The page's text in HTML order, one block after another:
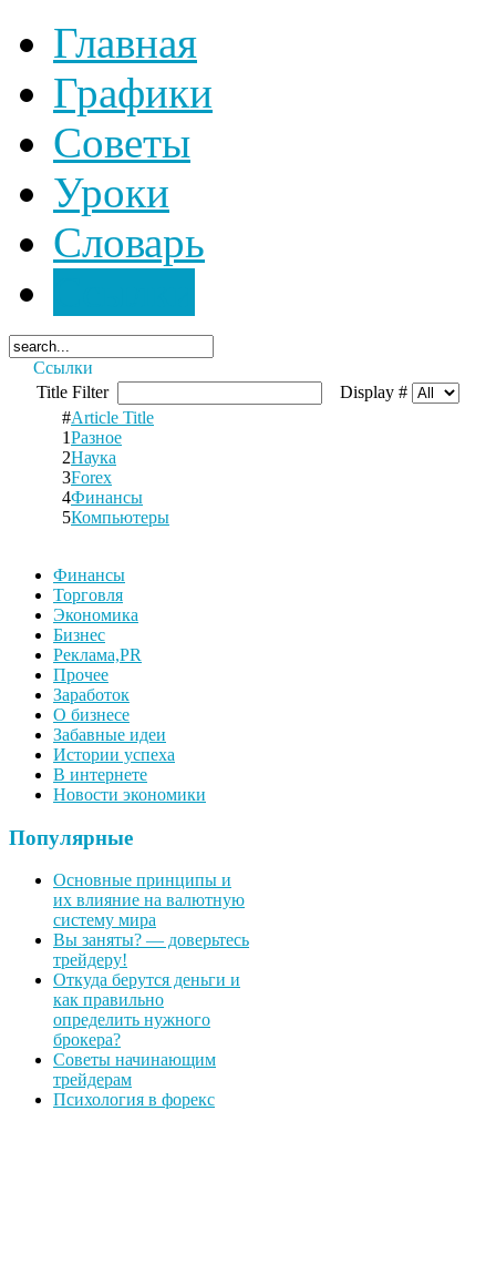
Главная
Графики
Советы
Уроки
Словарь
Ссылки
Title Filter
Display #
#Article Title
1Разное
2Наука
3Forex
4Финансы
5Компьютеры
Финансы
Торговля
Экономика
Бизнес
Реклама,PR
Прочее
Заработок
О бизнесе
Забавные идеи
Истории успеха
В интернете
Новости экономики
Популярные
Основные принципы и
их влияние на валютную
систему мира
Вы заняты? — доверьтесь
трейдеру!
Откуда берутся деньги и
как правильно
определить нужного
брокера?
Советы начинающим
трейдерам
Психология в форекс